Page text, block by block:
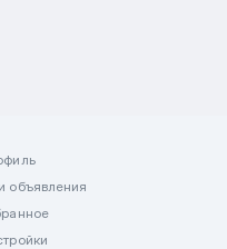
объявления